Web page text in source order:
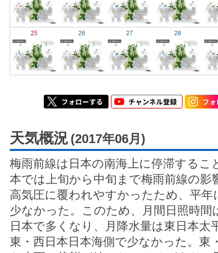
25 26 27 28
天気概況 (2017年06月)
梅雨前線は日本の南海上に停滞するこ
本では上旬から中旬まで梅雨前線の影
高気圧に覆われやすかったため、平
少なかった。このため、月間日照時
日本で多くなり、月降水量は東日本太
東・西日本日本海側で少なかった。東